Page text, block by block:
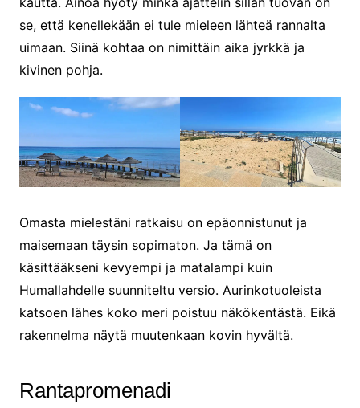
se, että kenellekään ei tule mieleen lähteä rannalta
uimaan. Siinä kohtaa on nimittäin aika jyrkkä ja
kivinen pohja.
Omasta mielestäni ratkaisu on epäonnistunut ja
maisemaan täysin sopimaton. Ja tämä on
käsittääkseni kevyempi ja matalampi kuin
Humallahdelle suunniteltu versio. Aurinkotuoleista
katsoen lähes koko meri poistuu näkökentästä. Eikä
rakennelma näytä muutenkaan kovin hyvältä.
Rantapromenadi